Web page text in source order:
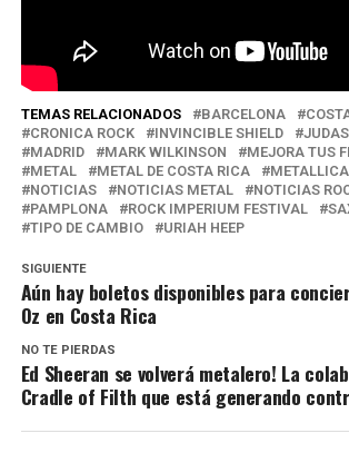
TEMAS RELACIONADOS BARCELONA
CRONICA ROCK
INVINCIBLE SHIELD
MADRID
MARK WILKINSON
MEJORA TUS
METAL
METAL DE COSTA RICA METALLICA
NOTICIAS
NOTICIAS METAL
NOTICIAS
PAMPLONA
ROCK IMPERIUM FESTIVAL
TIPO DE CAMBIO
URIAH HEEP
SIGUIENTE
Aún hay boletos disponibles para
Oz en Costa Rica
NO TE PIERDAS
Ed Sheeran se volverá metalero! La
Cradle of Filth que está generando